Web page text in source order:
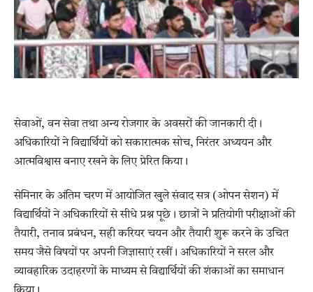
सेवाओं, वन सेवा तथा अन्य रोजगार के अवसरों की जानकारी दी।
अधिकारियों ने विद्यार्थियों को सकारात्मक सोच, निरंतर अध्ययन और
आत्मविश्वास बनाए रखने के लिए प्रेरित किया।
सेमिनार के अंतिम चरण में आयोजित खुले संवाद सत्र (ओपन सेशन) में
विद्यार्थियों ने अधिकारियों से सीधे प्रश्न पूछे। छात्रों ने प्रतियोगी परीक्षाओं की
तैयारी, तनाव प्रबंधन, सही करियर चयन और तैयारी शुरू करने के उचित
समय जैसे विषयों पर अपनी जिज्ञासाएं रखीं। अधिकारियों ने सरल और
व्यावहारिक उदाहरणों के माध्यम से विद्यार्थियों की शंकाओं का समाधान